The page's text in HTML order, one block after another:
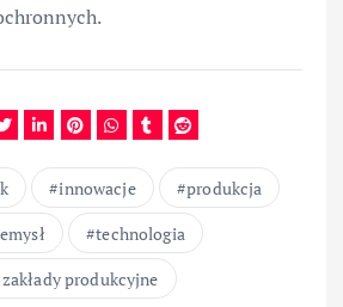
innowacje
produkcja
technologia
zakłady produkcyjne